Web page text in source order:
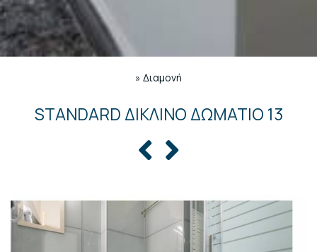
» Διαμονή
STANDARD ΔΊΚΛΙΝΟ ΔΩΜΆΤΙΟ 13